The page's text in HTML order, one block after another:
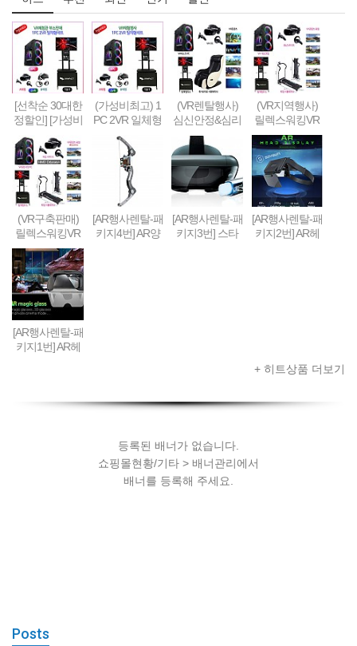
[선착순 30대한
정할인] [가성비
형] 1PC + 2VR
VR체험부스 구
축&판매(48인
치형)
(가성비최고) 1
PC 2VR 일체형
행사부스 세트
(1부스-2인 따로
게임진행)
(VR렌탈행사)
심신안정&심리
치료&휴식 VR
세트 패키지
(VR지역행사)
릴렉스워킹VR
세트-Relax Walk
ing VR SET
(VR구축판매)
릴렉스워킹VR
세트-Relax Walk
ing VR SET (선
착순 100대 / 20
19년 10월까지
한정 할인판매)
[AR행사렌탈-패
키지4번] AR양
[AR행사렌탈-패
키지3번] 스타
[AR행사렌탈-패
키지2번] AR헤
[AR행사렌탈-패
키지1번] AR헤
+ 히트상품 더보기
등록된 배너가 없습니다.
쇼핑몰현황/기타 > 배너관리에서
배너를 등록해 주세요.
Posts